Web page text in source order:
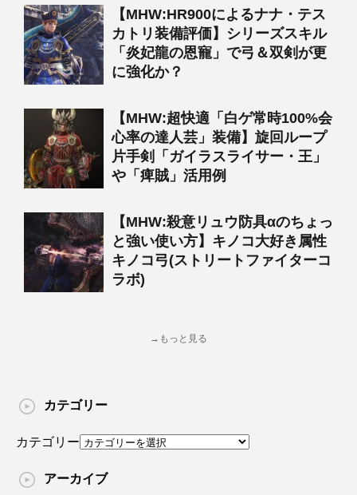
【MHW:HR900によるナナ・テス
カトリ装備評価】シリーズスキル
「炎妃龍の恩寵」で弓＆双剣が更
に強化か？
【MHW:超快適「白ゲ常時100%会
心率の達人芸」装備】旋回ループ
片手剣「ガイラスライサー・王」
や「痺賊」活用例
【MHW:殺意リュウ防具αのちょっ
と強い使い方】キノコ大好き属性
キノコ弓(ストリートファイターコ
ラボ)
→もっと見る
カテゴリー
カテゴリー
アーカイブ